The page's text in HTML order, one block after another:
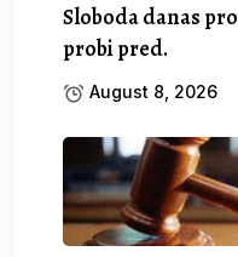
Sloboda danas
probi pred.
August 8, 2026